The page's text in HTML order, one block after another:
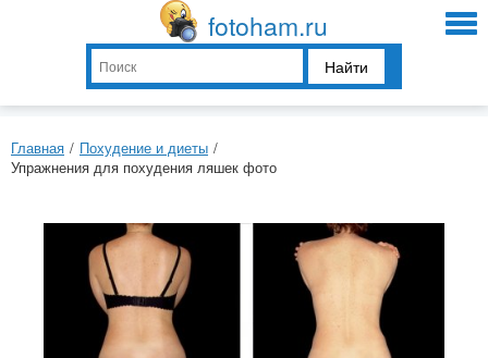
fotoham.ru
Найти
Главная / Похудение и диеты /
Упражнения для похудения ляшек фото